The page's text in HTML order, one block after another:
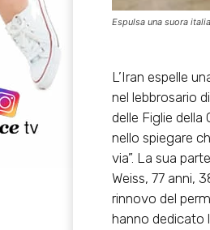
Espulsa una suora
L’Iran espelle
nel lebbrosario
delle Figlie della
nello spiegare
via”. La sua
Weiss, 77 anni,
rinnovo del
hanno dedicato